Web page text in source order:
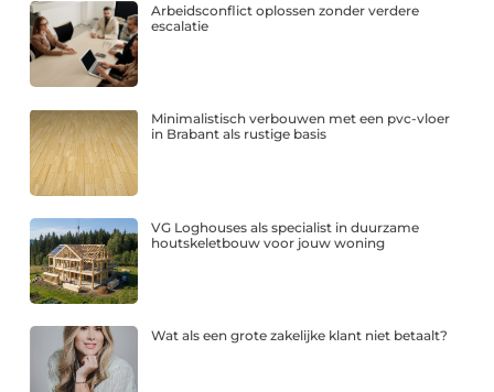
Arbeidsconflict oplossen zonder verdere
escalatie
Minimalistisch verbouwen met een pvc-vloer
in Brabant als rustige basis
VG Loghouses als specialist in duurzame
houtskeletbouw voor jouw woning
Wat als een grote zakelijke klant niet betaalt?